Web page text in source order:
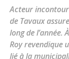
Acteur
de Tavaux
long de l’année.
Roy revendique
lié à la